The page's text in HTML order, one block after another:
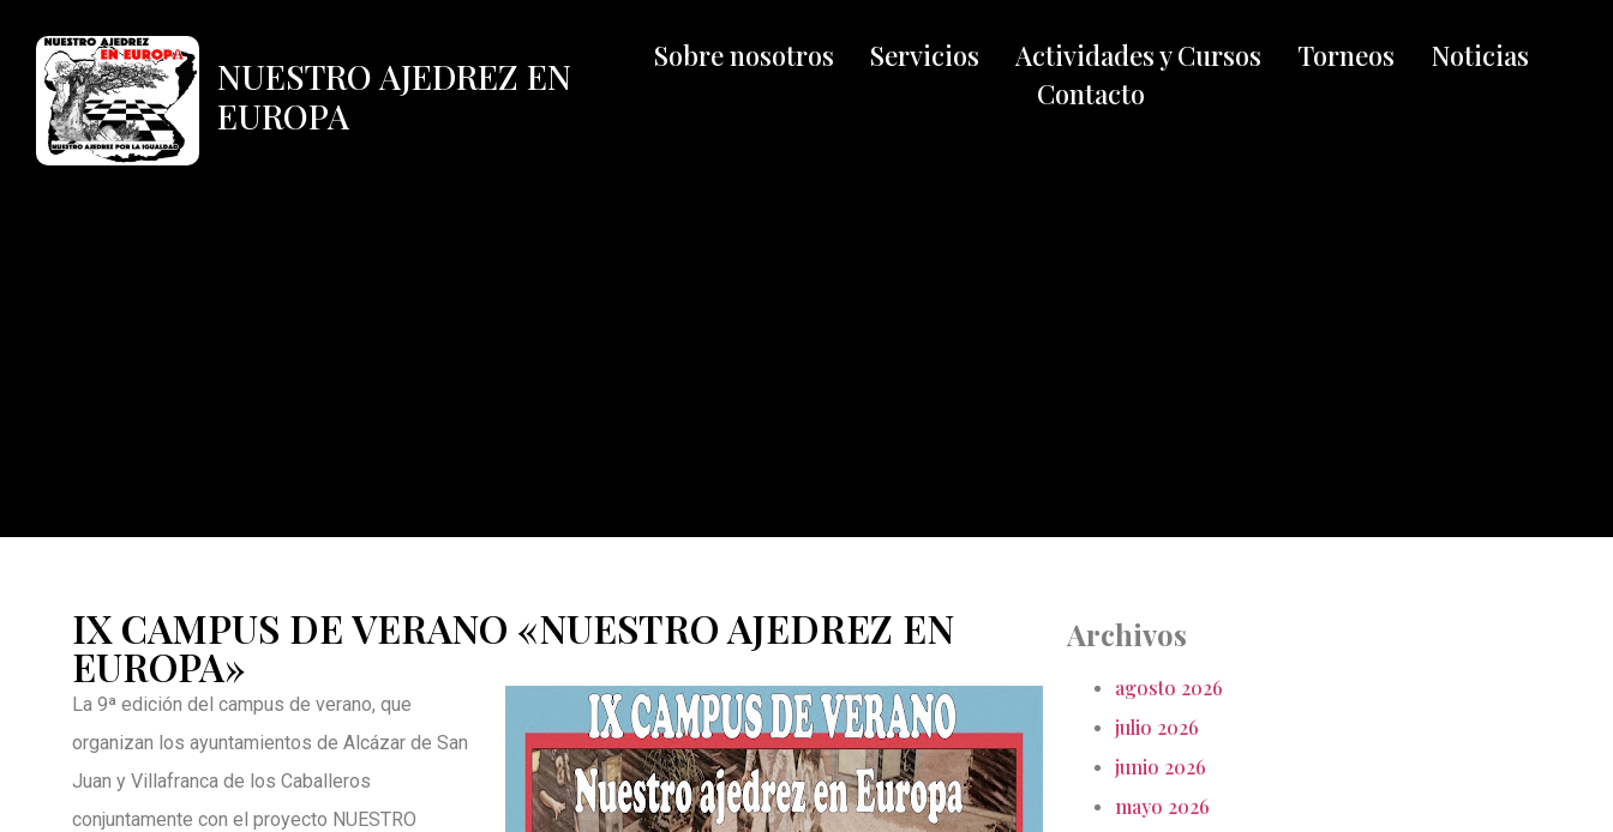
NUESTRO AJEDREZ EN
EUROPA
Sobre nosotros Servicios Actividades y Cursos Torneos
Noticias
Contacto
IX CAMPUS DE VERANO «NUESTRO AJEDREZ EN
EUROPA»
La 9ª edición del campus de verano, que
organizan los ayuntamientos de Alcázar de San
Juan y Villafranca de los Caballeros
conjuntamente con el proyecto NUESTRO
Archivos
agosto 2026
julio 2026
junio 2026
mayo 2026